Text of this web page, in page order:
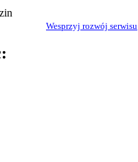
Wesprzyj rozwój serwisu